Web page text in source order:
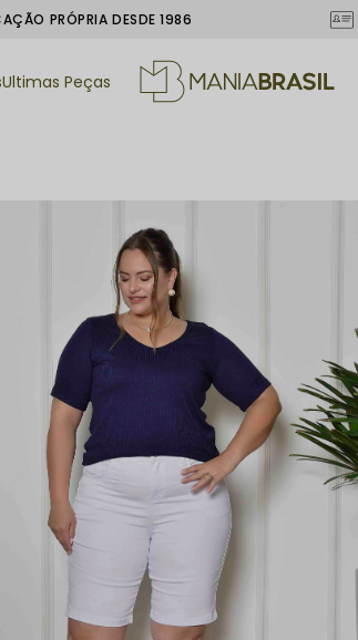
PRÓPRIA DESDE 1986
Ultimas Peças